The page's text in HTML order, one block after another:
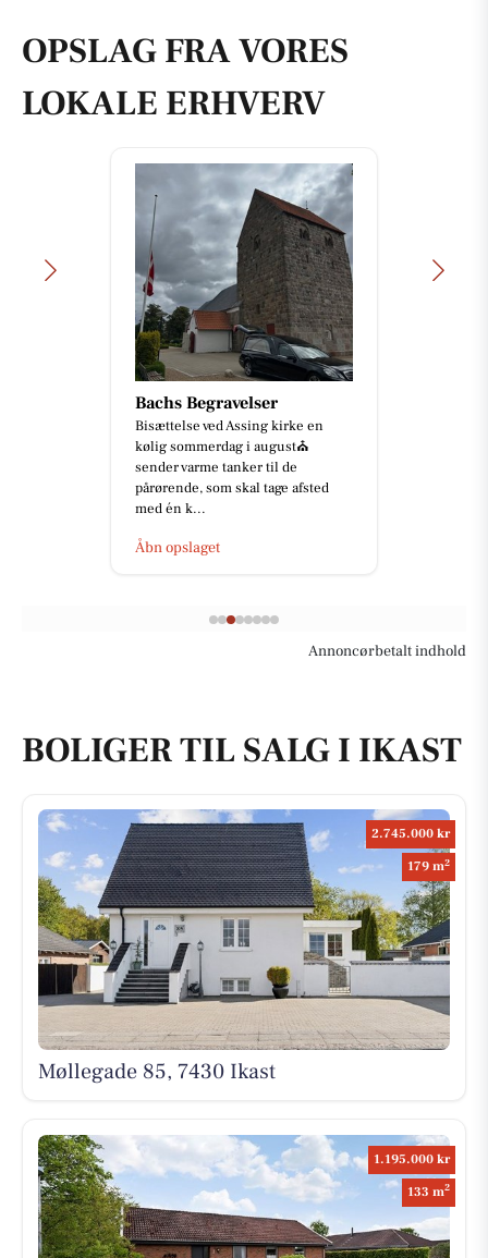
OPSLAG FRA VORES
LOKALE ERHVERV
Bachs Begravelser
Bisættelse ved Assing kirke en
kølig sommerdag i august⛪️
sender varme tanker til de
pårørende, som skal tage afsted
med én k...
Åbn opslaget
Annoncørbetalt indhold
BOLIGER TIL SALG I IKAST
2.745.000 kr
179 m2
Møllegade 85, 7430 Ikast
1.195.000 kr
133 m2